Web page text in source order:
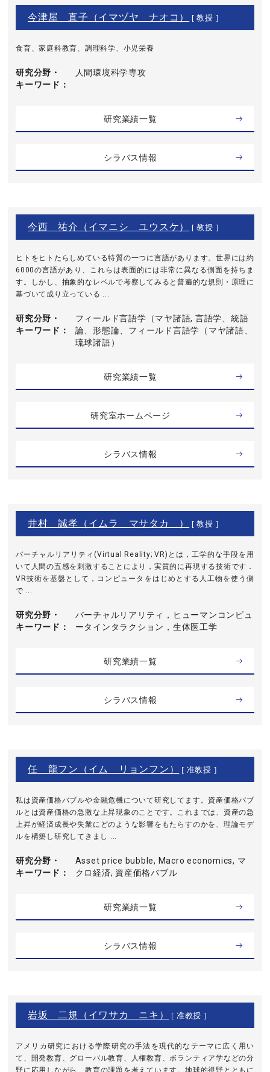
今津屋 直子（イマヅヤ ナオコ） [ 教授 ]
食育、家庭科教育、調理科学、小児栄養
研究分野・
キーワード
人間環境科学専攻
研究業績一覧
シラバス情報
今西 祐介（イマニシ ユウスケ） [ 教授 ]
ヒトをヒトたらしめている特質の一つに言語があります。世界には約
6000の言語があり、これらは表面的には非常に異なる側面を持ちま
す。しかし、抽象的なレベルで考察してみると普遍的な規則・原理に
基づいて成り立っている ...
研究分野・
キーワード
フィールド言語学（マヤ諸語, 言語学、統語
論、形態論、フィールド言語学（マヤ諸語、
琉球諸語）
研究業績一覧
研究室ホームページ
シラバス情報
井村 誠孝（イムラ マサタカ ） [ 教授 ]
バーチャルリアリティ(Virtual Reality; VR)とは，工学的な手段を用
いて人間の五感を刺激することにより，実質的に再現する技術です．
VR技術を基盤として，コンピュータをはじめとする人工物を使う側
で ...
研究分野・
キーワード
バーチャルリアリティ，ヒューマンコンピュ
ータインタラクション，生体医工学
研究業績一覧
シラバス情報
任 龍フン（イム リョンフン） [ 准教授 ]
私は資産価格バブルや金融危機について研究してます。資産価格バブ
ルとは資産価格の急激な上昇現象のことです。これまでは、資産の急
上昇が経済成長や失業にどのような影響をもたらすのかを、理論モデ
ルを構築し研究してきまし ...
研究分野・
キーワード
Asset price bubble, Macro economics, マ
クロ経済, 資産価格バブル
研究業績一覧
シラバス情報
岩坂 二規（イワサカ ニキ） [ 准教授 ]
アメリカ研究における学際研究の手法を現代的なテーマに広く用い
て、開発教育、グローバル教育、人権教育、ボランティア学などの分
野に応用しながら、教育の課題を考えています。地球的視野とともに